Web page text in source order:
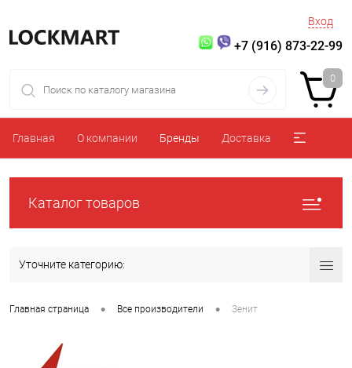
Вход
+7 (916) 873-22-99
0
Главная О компании Бренды Доставка
Каталог товаров
Уточните категорию:
Главная страница • Все производители • Зенит